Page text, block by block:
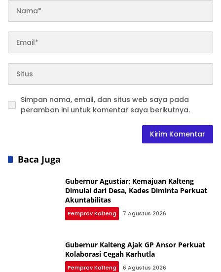
Simpan nama, email, dan situs web saya pada
peramban ini untuk komentar saya berikutnya.
Baca Juga
Gubernur Agustiar: Kemajuan Kalteng
Dimulai dari Desa, Kades Diminta Perkuat
Akuntabilitas
Pemprov Kalteng 7 Agustus 2026
Gubernur Kalteng Ajak GP Ansor Perkuat
Kolaborasi Cegah Karhutla
Pemprov Kalteng 6 Agustus 2026